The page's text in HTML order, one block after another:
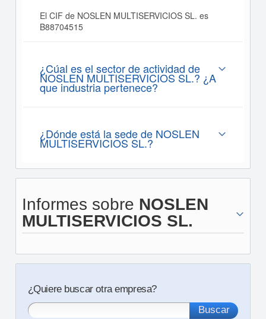
El CIF de NOSLEN MULTISERVICIOS SL. es
B88704515
¿Cúal es el sector de actividad de
NOSLEN MULTISERVICIOS SL.? ¿A
que industria pertenece?
¿Dónde está la sede de NOSLEN
MULTISERVICIOS SL.?
Informes sobre NOSLEN
MULTISERVICIOS SL.
¿Quiere buscar otra empresa?